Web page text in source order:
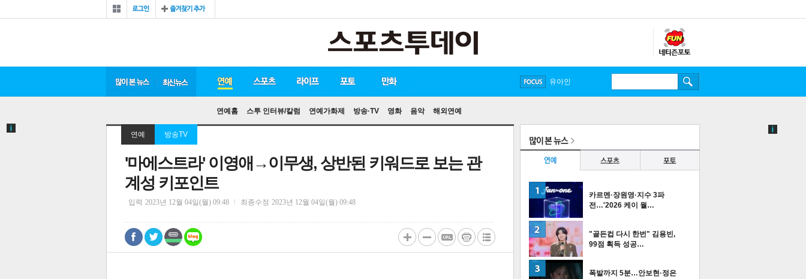
연예홈 스투 인터뷰/칼럼 연예가화제 방송·TV 영화 음악 해외연예
송중기
연예 방송TV
'마에스트라' 이영애→이무생, 상반된 키워드로 보는 관
계성 키포인트
입력 2023년 12월 04일(월) 09:48 최종수정 2023년 12월 04일(월) 09:48
0
카르멘·장원영·지수 3파
전…'2026 케이 월…
"골든컵 다시 한번" 김용빈,
99점 획득 성공…
폭발까지 5분…안보현·정은